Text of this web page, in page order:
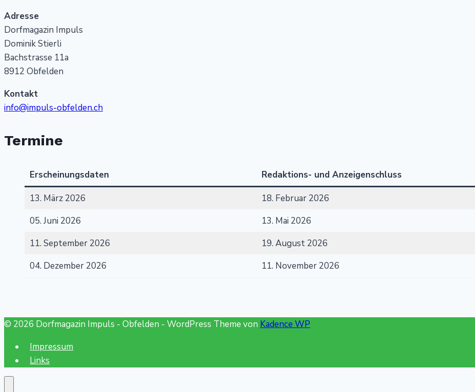
Adresse
Dorfmagazin Impuls
Dominik Stierli
Bachstrasse 11a
8912 Obfelden
Kontakt
info@impuls-obfelden.ch
Termine
Erscheinungsdaten
Redaktions- und Anzeigenschluss
13. März 2026
18. Februar 2026
05. Juni 2026
13. Mai 2026
11. September 2026
19. August 2026
04. Dezember 2026
11. November 2026
© 2026 Dorfmagazin Impuls - Obfelden - WordPress Theme von Kadence WP
Impressum
Links